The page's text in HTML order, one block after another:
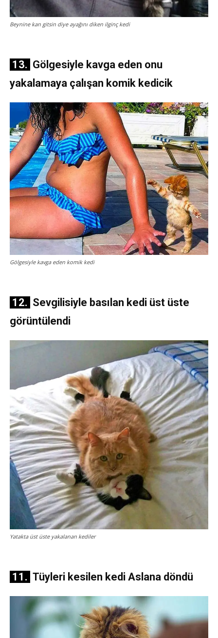
Beynine kan gitsin diye ayağını diken ilginç kedi
13. Gölgesiyle kavga eden onu
yakalamaya çalışan komik kedicik
Gölgesiyle kavga eden komik kedi
12. Sevgilisiyle basılan kedi üst üste
görüntülendi
Yatakta üst üste yakalanan kediler
11. Tüyleri kesilen kedi Aslana döndü